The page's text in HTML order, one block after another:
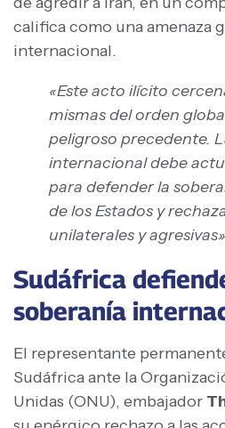
califica como una amenaza
internacional.
«Este acto ilícito
mismas del orden
peligroso precedente.
internacional debe
para defender la
de los Estados y
unilaterales y
Sudáfrica
soberanía
El representante
Sudáfrica ante la
Unidas (ONU), embajador